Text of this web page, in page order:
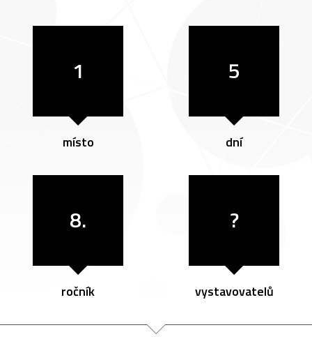
1
místo
5
dní
8.
ročník
?
vystavovatelů